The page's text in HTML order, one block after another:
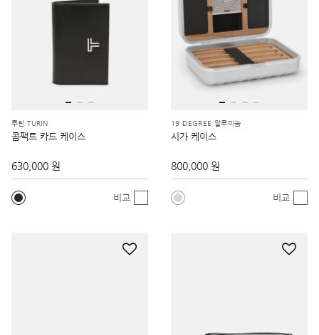
투린 TURIN
콤팩트 카드 케이스
630,000 원
비교
19 DEGREE 알루미늄
시가 케이스
800,000 원
비교